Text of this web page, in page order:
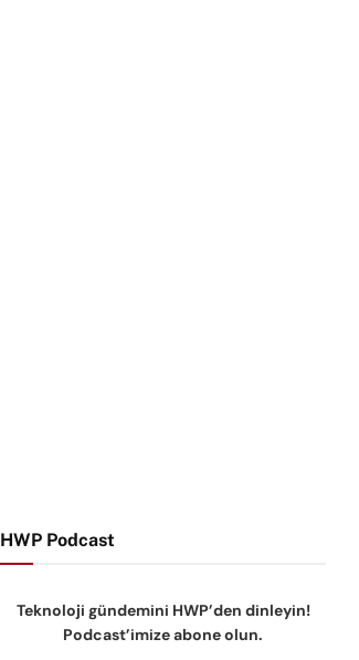
HWP Podcast
Teknoloji gündemini HWP’den dinleyin!
Podcast’imize abone olun.